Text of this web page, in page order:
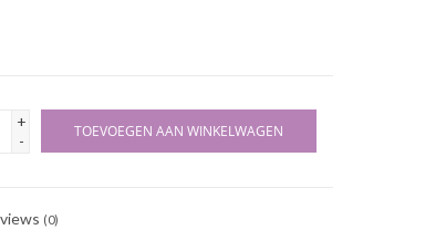
+
-
TOEVOEGEN AAN WINKELWAGEN
(0)